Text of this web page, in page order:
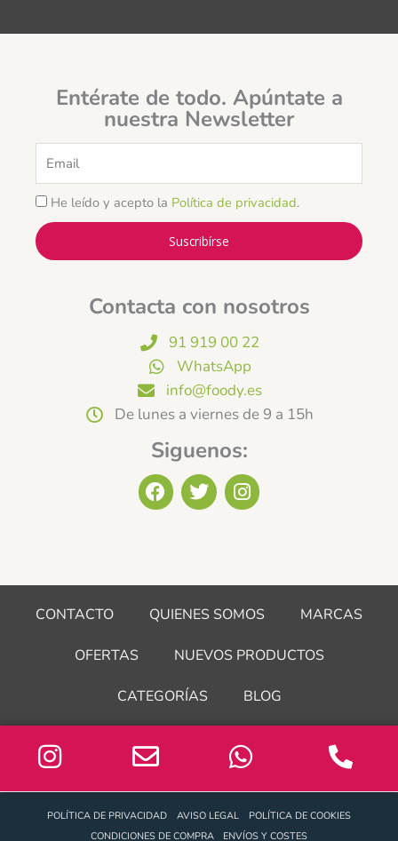
Entérate de todo. Apúntate a
nuestra Newsletter
He leído y acepto la Política de privacidad.
Suscribírse
Contacta con nosotros
91 919 00 22
WhatsApp
info@foody.es
De lunes a viernes de 9 a 15h
Siguenos:
F
a
o
k
T
w
e
I
n
g
a
CONTACTO QUIENES SOMOS MARCAS
OFERTAS NUEVOS PRODUCTOS
CATEGORÍAS BLOG
POLÍTICA DE PRIVACIDAD AVISO LEGAL
POLÍTICA DE COOKIES
CONDICIONES DE COMPRA
ENVÍOS Y COSTES